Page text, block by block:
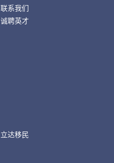
联系我们
诚聘英才
立达移民